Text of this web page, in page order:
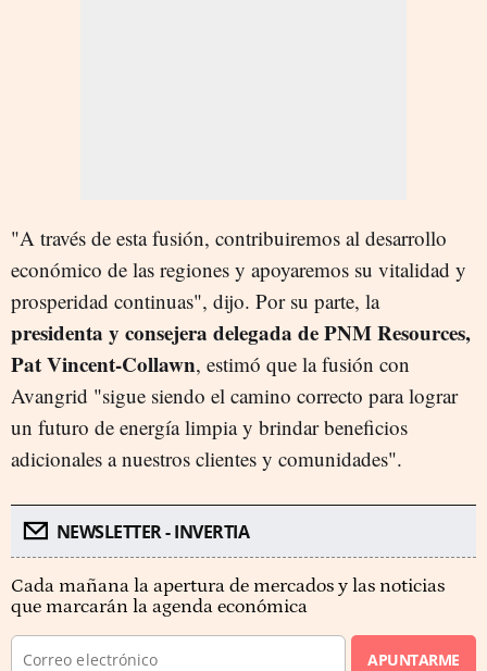
"A través de esta fusión, contribuiremos al desarrollo
económico de las regiones y apoyaremos su vitalidad y
prosperidad continuas", dijo. Por su parte, la
presidenta y consejera delegada de PNM Resources,
Pat Vincent-Collawn, estimó que la fusión con
Avangrid "sigue siendo el camino correcto para lograr
un futuro de energía limpia y brindar beneficios
adicionales a nuestros clientes y comunidades".
NEWSLETTER - INVERTIA
Cada mañana la apertura de mercados y las noticias
que marcarán la agenda económica
APUNTARME